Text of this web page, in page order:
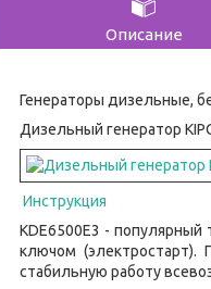
Описание
Генераторы дизельные,
Дизельный генератор
Инструкция
KDE6500E3 -
ключом (электростарт).
стабильную работу